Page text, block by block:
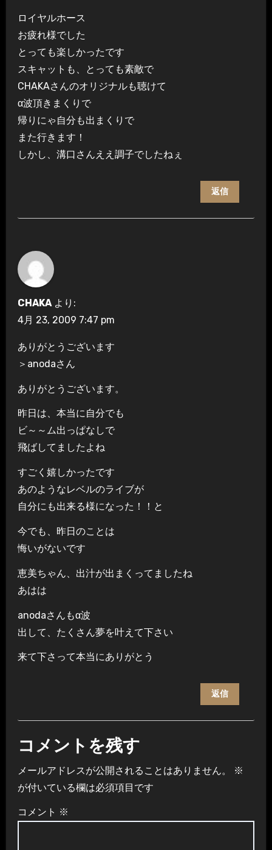
ロイヤルホース
お疲れ様でした
とっても楽しかったです
スキャットも、とっても素敵で
CHAKAさんのオリジナルも聴けて
α波頂きまくりで
帰りにゃ自分も出まくりで
また行きます！
しかし、溝口さんええ調子でしたねぇ
返信
CHAKA より:
4月 23, 2009 7:47 pm
ありがとうございます
＞anodaさん
ありがとうございます。
昨日は、本当に自分でも
ビ～～ム出っぱなしで
飛ばしてましたよね
すごく嬉しかったです
あのようなレベルのライブが
自分にも出来る様になった！！と
今でも、昨日のことは
悔いがないです
恵美ちゃん、出汁が出まくってましたね
あはは
anodaさんもα波
出して、たくさん夢を叶えて下さい
来て下さって本当にありがとう
返信
コメントを残す
メールアドレスが公開されることはありません。
※
が付いている欄は必須項目です
コメント ※